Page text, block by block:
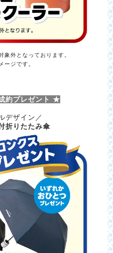
外となっております。
ージです。
約プレゼント ★
デザイン／
折りたたみ傘